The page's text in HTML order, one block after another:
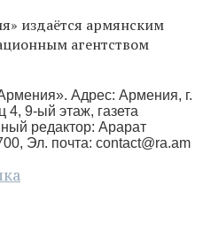
издаётся армянским
агентством
Адрес: Армения, г.
9-ый этаж, газета
редактор: Арарат
Эл. почта: contact@ra.am